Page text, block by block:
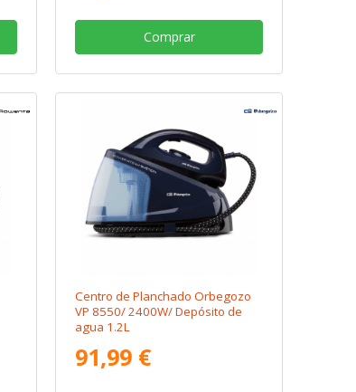
Comprar
Centro de Planchado Orbegozo
VP 8550/ 2400W/ Depósito de
agua 1.2L
91,99 €